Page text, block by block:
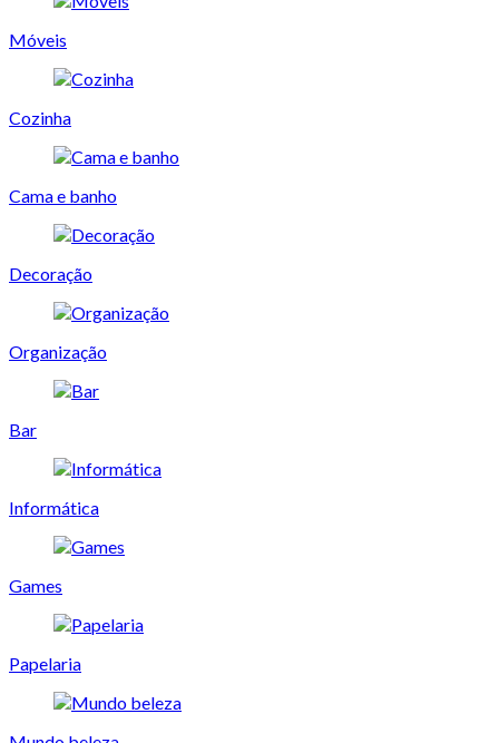
Móveis
Cozinha
Cama e banho
Decoração
Organização
Bar
Informática
Games
Papelaria